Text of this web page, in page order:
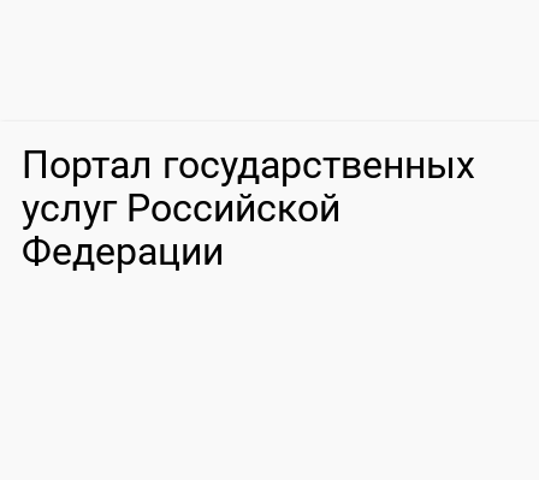
Портал государственных
услуг Российской
Федерации